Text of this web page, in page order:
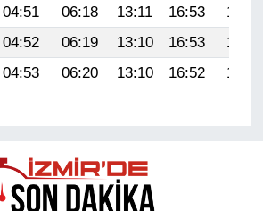
04:51 06:18 13:11 16:53
19:53
04:52 06:19 13:10 16:53
19:52
04:53 06:20 13:10 16:52 19:51